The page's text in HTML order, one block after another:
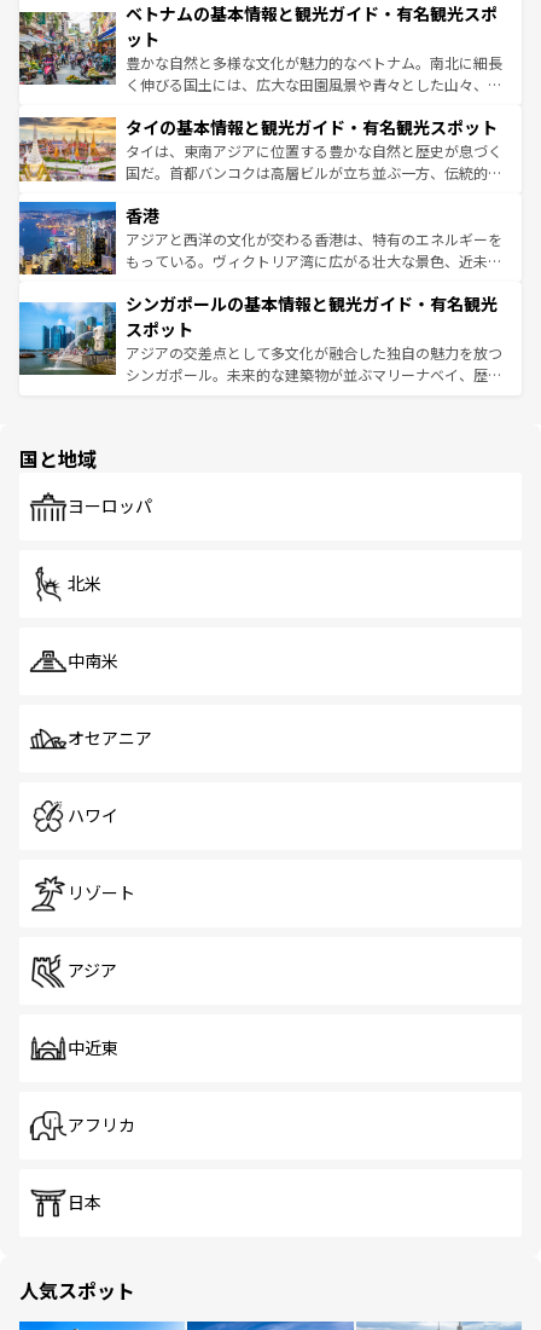
参照してほしい。
容にもいいと評判のスイーツなど、バラエティ豊かな料理
照してほしい。
き、地方に足を延ばせば四季折々の自然美を楽しむことが
できる。そして、キムチや焼肉、絶品のストリートフード
まで、さまざまな韓国料理が待っている。夜には、韓国な
らではのナイトライフも堪能できる。あたたかいホスピタ
わってみてほしい。 なお、新着の韓国情報はコンテンツ一
覧 を参照してほしい。
ベトナムの基本情報と観光ガイド・有名観光スポ
ット
豊かな自然と多様な文化が魅力的なベトナム。南北に細長
く伸びる国土には、広大な田園風景や青々とした山々、世
急速な発展と共に伝統が息づく。ハノイの古い町並みやホ
ーチミン市のフランス統治時代の建物も、独特の雰囲気を
醸し出している。また、バラエティの豊かさとおいしさで
とつ。フォーやバインミー、ベトナムコーヒーなどは、ぜ
ひ現地で味わいたい。どの地域を訪れてもあたたかい人々
が旅行者を迎えてくれるので、きっと忘れられない旅にな
参照してほしい。
タイの基本情報と観光ガイド・有名観光スポット
タイは、東南アジアに位置する豊かな自然と歴史が息づく
国だ。首都バンコクは高層ビルが立ち並ぶ一方、伝統的な
の活気が交差している。北部ではチェンマイなどの山岳地
帯で自然と触れ合い、南部ではプーケットやクラビの美し
いビーチでリゾート気分を楽しむことができる。タイ料理
激する。気候は一年中温暖で、どの季節にも異なる楽しみ
が待っている。親しみやすいタイの人々、仏教を中心とし
た文化、そして多様な観光資源が、訪れる旅人を魅了し続
ける。 なお、新着のタイ情報はコンテンツ一覧を参照して
香港
アジアと西洋の文化が交わる香港は、特有のエネルギーを
もっている。ヴィクトリア湾に広がる壮大な景色、近未来
み、どこを訪れても感動するはず。観光スポットが密集し
ており、効率よく見どころを回れるのも魅力。息をのむよ
うな絶景から文化的な体験まで、香港を存分に楽しみ尽く
そう。 なお、新着の香港情報はコンテンツ一覧を参照して
シンガポールの基本情報と観光ガイド・有名観光
スポット
アジアの交差点として多文化が融合した独自の魅力を放つ
シンガポール。未来的な建築物が並ぶマリーナベイ、歴史
で、ホーカーズは地元の風情を楽しめる外せないスポット
国と地域
ヨーロッパ
北米
中南米
オセアニア
ハワイ
リゾート
アジア
中近東
アフリカ
日本
人気スポット